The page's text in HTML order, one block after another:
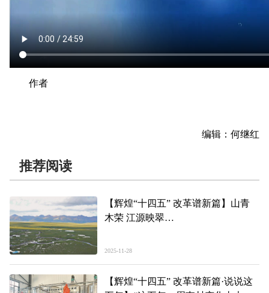
作者
编辑：何继红
推荐阅读
【辉煌“十四五” 改革谱新篇】山青
木荣 江源映翠
2025-11-28
【辉煌“十四五” 改革谱新篇·说说这